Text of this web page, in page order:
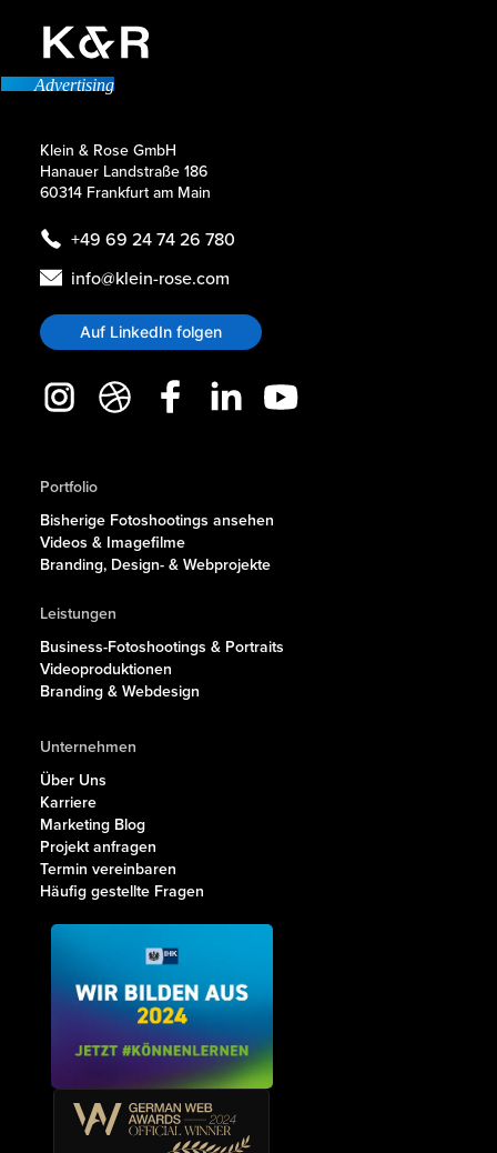
Advertising
Klein & Rose GmbH
Hanauer Landstraße 186
60314 Frankfurt am Main
+49 69 24 74 26 780
info@klein-rose.com
Auf LinkedIn folgen
Portfolio
Bisherige Fotoshootings ansehen
Videos & Imagefilme
Branding, Design- & Webprojekte
Leistungen
Business-Fotoshootings & Portraits
Videoproduktionen
Branding & Webdesign
Unternehmen
Über Uns
Karriere
Marketing Blog
Projekt anfragen
Termin vereinbaren
Häufig gestellte Fragen